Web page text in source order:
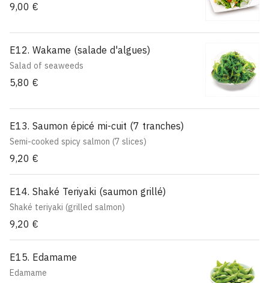
9,00 €
E12. Wakame (salade d'algues)
Salad of seaweeds
5,80 €
E13. Saumon épicé mi-cuit (7 tranches)
Semi-cooked spicy salmon (7 slices)
9,20 €
E14. Shaké Teriyaki (saumon grillé)
Shaké teriyaki (grilled salmon)
9,20 €
E15. Edamame
Edamame